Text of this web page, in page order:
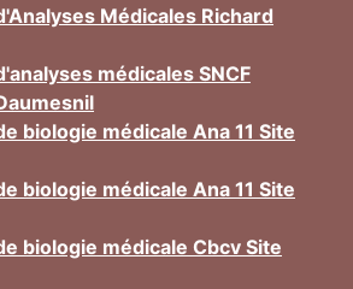
Médicales Richard
médicales SNCF
biologie médicale Ana 11 Site
biologie médicale Ana 11 Site
biologie médicale Cbcv Site